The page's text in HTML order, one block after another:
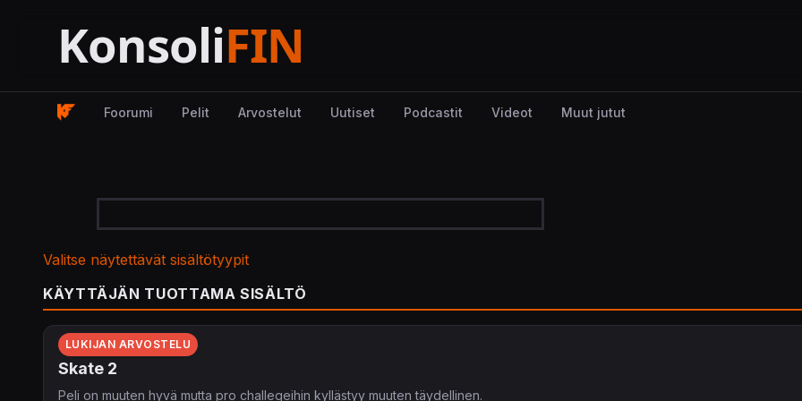
Foorumi Pelit Arvostelut Uutiset Podcastit Videot Muut jutut
Valitse näytettävät sisältötyypit
KÄYTTÄJÄN TUOTTAMA SISÄLTÖ
LUKIJAN ARVOSTELU
Skate 2
Peli on muuten hyvä mutta pro challegeihin kyllästyy muuten täydellinen.